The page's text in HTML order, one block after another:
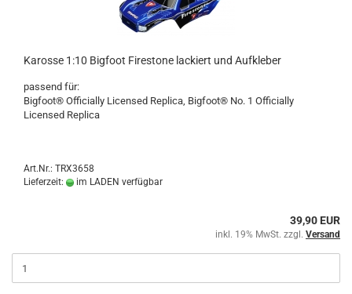
Karosse 1:10 Bigfoot Firestone lackiert und Aufkleber
passend für:
Bigfoot® Officially Licensed Replica, Bigfoot® No. 1 Officially
Licensed Replica
Art.Nr.: TRX3658
Lieferzeit:
im LADEN verfügbar
39,90 EUR
inkl. 19% MwSt. zzgl. Versand